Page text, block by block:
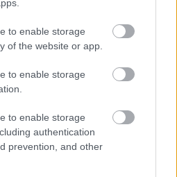
to enable storage
of the website or app.
to enable storage
to enable storage
authentication
prevention, and other